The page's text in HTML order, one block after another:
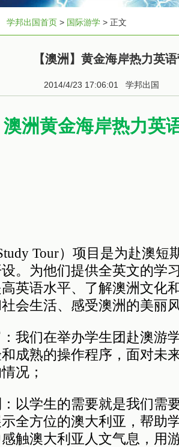
学邦出国首页 > 国际游学 > 正文
【澳洲】黄金海岸热力英
2014/4/23 17:06:01 学邦出国
澳洲黄金海岸热力英
Study Tour）项目是为赴澳短
。为他们提供全英文的学
英语水平、了解澳洲文化
会生活、感受澳洲的美丽
我们在举办学生团赴澳游
成熟的操作程序，面对未
况；
以学生的需要就是我们需
全方位的澳大利亚，帮助
触澳大利亚人文气息，用